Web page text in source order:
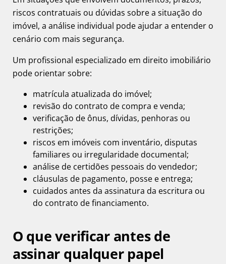
riscos contratuais ou dúvidas sobre a situação do
imóvel, a análise individual pode ajudar a entender o
cenário com mais segurança.
Um profissional especializado em direito imobiliário
pode orientar sobre:
matrícula atualizada do imóvel;
revisão do contrato de compra e venda;
verificação de ônus, dívidas, penhoras ou
restrições;
riscos em imóveis com inventário, disputas
familiares ou irregularidade documental;
análise de certidões pessoais do vendedor;
cláusulas de pagamento, posse e entrega;
cuidados antes da assinatura da escritura ou
do contrato de financiamento.
O que verificar antes de
assinar qualquer papel